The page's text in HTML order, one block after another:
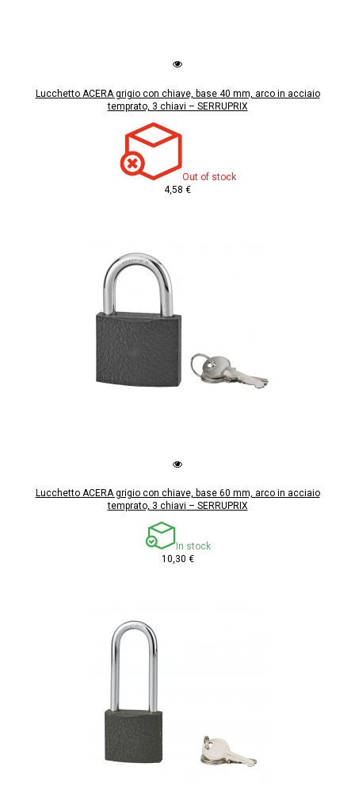
Lucchetto ACERA grigio con chiave, base 40 mm, arco in acciaio
temprato, 3 chiavi – SERRUPRIX
Out of stock
4,58 €
Lucchetto ACERA grigio con chiave, base 60 mm, arco in acciaio
temprato, 3 chiavi – SERRUPRIX
In stock
10,30 €